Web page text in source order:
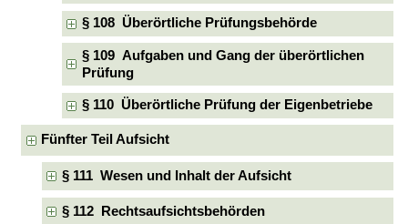
§ 108 Überörtliche Prüfungsbehörde
§ 109 Aufgaben und Gang der überörtlichen
Prüfung
§ 110 Überörtliche Prüfung der Eigenbetriebe
Fünfter Teil Aufsicht
§ 111 Wesen und Inhalt der Aufsicht
§ 112 Rechtsaufsichtsbehörden